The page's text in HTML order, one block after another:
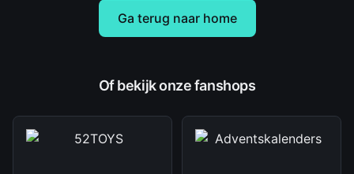
Ga terug naar home
Of bekijk onze fanshops